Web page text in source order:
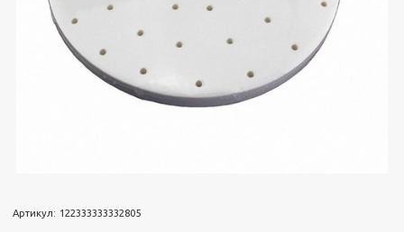
Артикул: 122333333332805